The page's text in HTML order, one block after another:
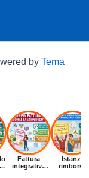
by Tema
Fattura
integrativa
Istanza
rimborso